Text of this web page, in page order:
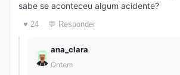
sabe se aconteceu algum acidente?
♥ 24 💬 Responder
ana_clara
Ontem